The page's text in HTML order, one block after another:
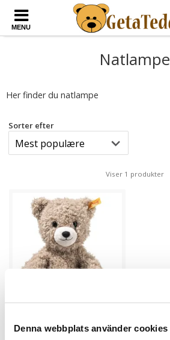
Denna webbplats använder cookies
MENU
Natlampe
Her finder du natlampe
Sorter efter
Viser 1 produkter
Caspar Light at Night -
★ ★ ★